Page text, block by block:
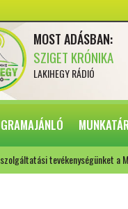
MOST ADÁSBAN:
SZIGET KRÓNIKA
LAKIHEGY RÁDIÓ
tevékenységünket a